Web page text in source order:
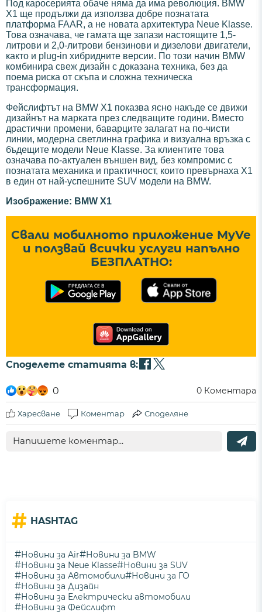
Под каросерията обаче няма да има революция. BMW
X1 ще продължи да използва добре познатата
платформа FAAR, а не новата архитектура Neue Klasse.
Това означава, че гамата ще запази настоящите 1,5-
литрови и 2,0-литрови бензинови и дизелови двигатели,
както и plug-in хибридните версии. По този начин BMW
комбинира свеж дизайн с доказана техника, без да
поема риска от скъпа и сложна техническа
трансформация.
Фейслифтът на BMW X1 показва ясно накъде се движи
дизайнът на марката през следващите години. Вместо
драстични промени, баварците залагат на по-чисти
линии, модерна светлинна графика и визуална връзка с
бъдещите модели Neue Klasse. За клиентите това
означава по-актуален външен вид, без компромис с
познатата механика и практичност, които превърнаха X1
в един от най-успешните SUV модели на BMW.
Изображение: BMW X1
Свали мобилното приложение MyVe
и ползвай всички услуги напълно
БЕЗПЛАТНО:
Споделете статията в:
0 0 Коментара
Харесване Коментар Споделяне
# HASHTAG
#Новини за Air#Новини за BMW
#Новини за Neue Klasse#Новини за SUV
#Новини за Автомобили#Новини за ГО
#Новини за Дизайн
#Новини за Електрически автомобили
#Новини за Фейслифт